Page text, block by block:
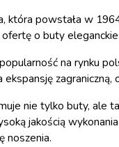
która powstała w
o buty
na rynku
ekspansję
nie tylko buty, ale
jakością
noszenia.